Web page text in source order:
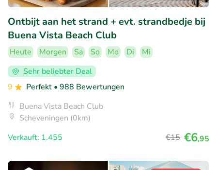
Ontbijt aan het strand + evt. strandbedje bij
Buena Vista Beach Club
Heute Morgen Sa So Mo Di
Mi
Sehr beliebter Deal
9
Perfekt • 988 Bewertungen
Buena Vista Beach Club
Scheveningen (0km)
Verkauft: 1.455
€15 €6,95